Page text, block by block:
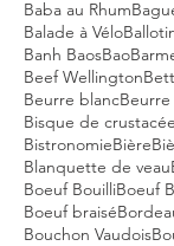
Baba au Rhum
Balade à Vélo
Banh BaosBao
Beef Wellington
Beurre blanc
Bisque de
BistronomieBière
Blanquette de veau
Boeuf BouilliBoeuf
Boeuf braisé
Bouchon Vaudois